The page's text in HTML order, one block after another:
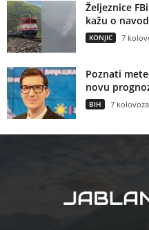
Željeznice
kažu o
KONJIC 7
Poznati
novu
BIH 7